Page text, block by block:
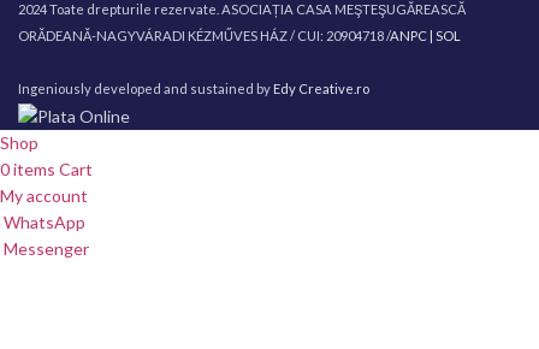
2024 Toate drepturile rezervate. ASOCIAȚIA CASA MEŞTEŞUGĂREASCĂ
ORĂDEANĂ-NAGYVÁRADI KÉZMŰVES HÁZ / CUI: 20904718 /ANPC | SOL
Ingeniously developed and sustained by Edy Creative.ro
Shop
0items Cart
My account
WhatsApp
Messenger